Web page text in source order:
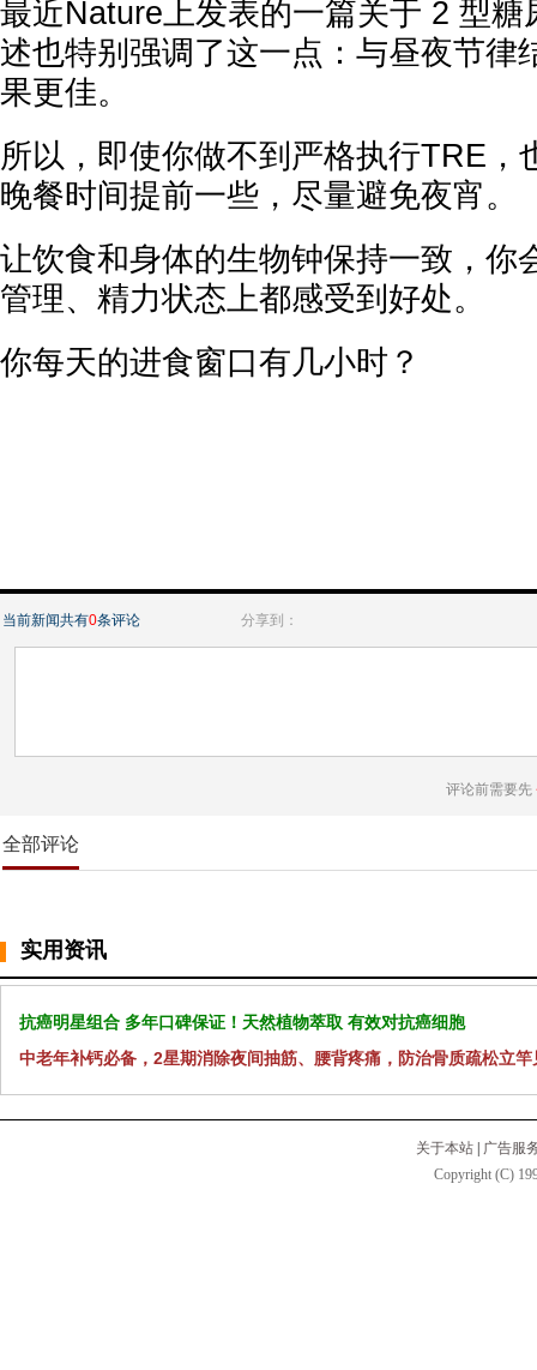
最近Nature上发表的一篇关于 2 型糖
述也特别强调了这一点：与昼夜节律
果更佳。
所以，即使你做不到严格执行TRE，
晚餐时间提前一些，尽量避免夜宵。
让饮食和身体的生物钟保持一致，你
管理、精力状态上都感受到好处。
你每天的进食窗口有几小时？
当前新闻共有0条评论 分享到：
评论前需要先
全部评论
实用资讯
抗癌明星组合 多年口碑保证！天然植物萃取 有效对抗癌细胞
中老年补钙必备，2星期消除夜间抽筋、腰背疼痛，防治骨质疏松立竿
关于本站
广告服
Copyright (C)